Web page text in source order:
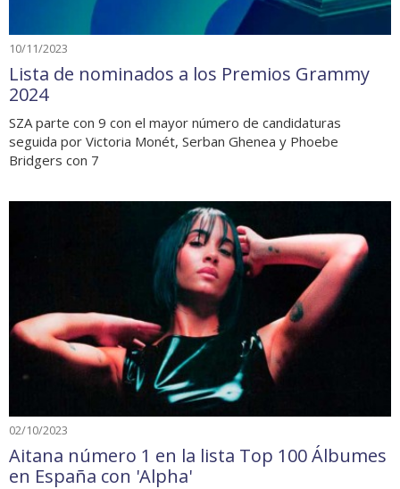
10/11/2023
Lista de nominados a los Premios Grammy
2024
SZA parte con 9 con el mayor número de candidaturas
seguida por Victoria Monét, Serban Ghenea y Phoebe
Bridgers con 7
02/10/2023
Aitana número 1 en la lista Top 100 Álbumes
en España con 'Alpha'